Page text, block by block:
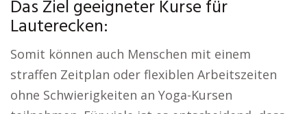
Das Ziel geeigneter Kurse für
Lauterecken:
Somit können auch Menschen mit einem
straffen Zeitplan oder flexiblen Arbeitszeiten
ohne Schwierigkeiten an Yoga-Kursen